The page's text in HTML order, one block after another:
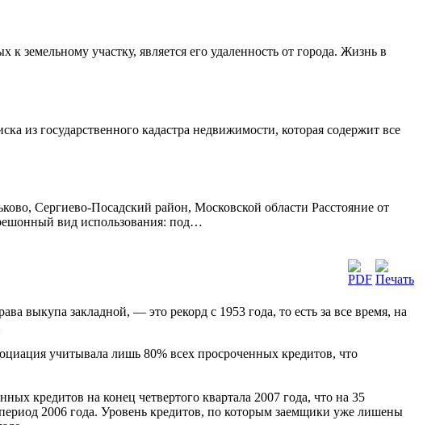
земельному участку, является его удаленность от города. Жизнь в
из государственного кадастра недвижимости, которая содержит все
Сергиево-Посадский район, Московской области Расстояние от
вид использования: под…
закладной, — это рекорд с 1953 года, то есть за все время, на
учитывала лишь 80% всех просроченных кредитов, что
кредитов на конец четвертого квартала 2007 года, что на 35
2006 года. Уровень кредитов, по которым заемщики уже лишены